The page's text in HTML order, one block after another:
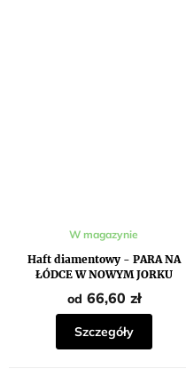
Haft diamentowy - PARA NA
ŁÓDCE W NOWYM JORKU
(RICHARD MACNEIL)
W magazynie
od 66,60 zł
Szczegóły